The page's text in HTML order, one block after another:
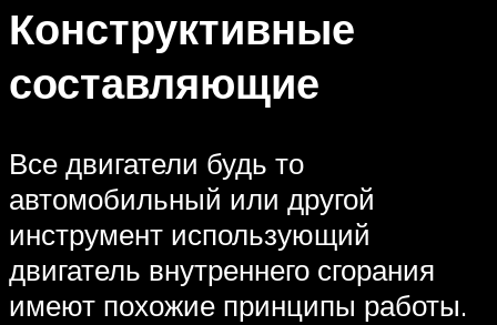
Конструктивные
составляющие
Все двигатели будь то
автомобильный или другой
инструмент использующий
двигатель внутреннего сгорания
имеют похожие принципы работы.